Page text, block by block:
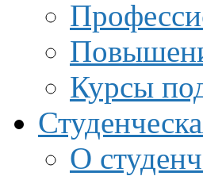
Курсы
О